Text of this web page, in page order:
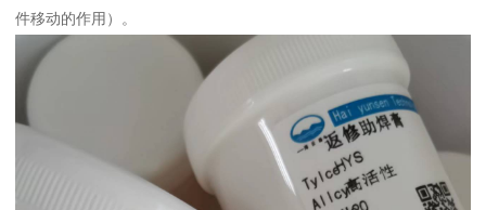
件移动的作用）。